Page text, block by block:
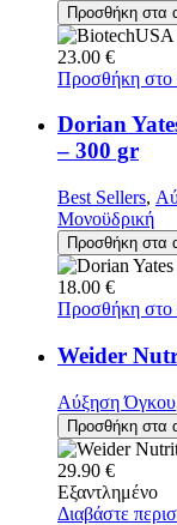
Προσθήκη στα
23.00 €
Προσθήκη στο
Dorian
– 300 gr
Best Sellers,
Μονοϋδρική
Προσθήκη στα
18.00 €
Προσθήκη στο
Weider
Αύξηση Όγκου
Προσθήκη στα
29.90 €
Εξαντλημένο
Διαβάστε